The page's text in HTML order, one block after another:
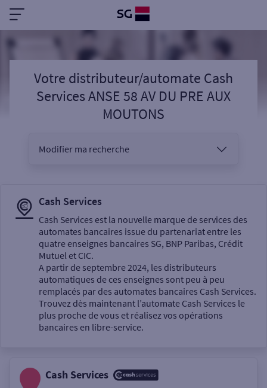
Votre distributeur/automate Cash
Services ANSE 58 AV DU PRE AUX
MOUTONS
Modifier ma recherche
Sélectionnez votre recherche
Un service
Autour de moi
Cash Services
Cash Services est la nouvelle marque de services des
automates bancaires issue du partenariat entre les
quatre enseignes bancaires SG, BNP Paribas, Crédit
Mutuel et CIC.
A partir de septembre 2024, les distributeurs
automatiques de ces enseignes sont peu à peu
remplacés par des automates bancaires Cash Services.
Trouvez dès maintenant l’automate Cash Services le
plus proche de vous et réalisez vos opérations
bancaires en libre-service.
Cash Services